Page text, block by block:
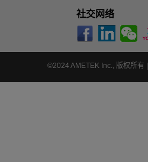
社交网络
©2024 AMETEK Inc., 版权所有 |